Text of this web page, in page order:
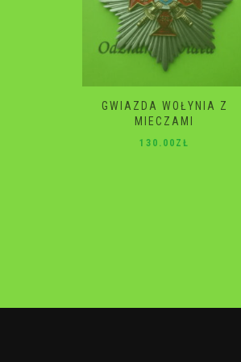
KRZYŻ ZA RATOWANIE
GINĄCYCH STRAŻ POŻARNA
85.00ZŁ